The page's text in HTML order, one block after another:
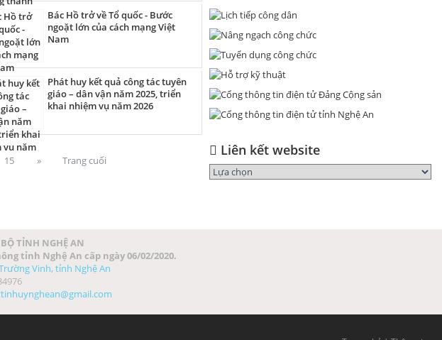
Bác Hồ trở về Tổ quốc - Bước
ngoặt lớn của cách mạng Việt
Nam
Phát huy kết quả công tác tuyên
giáo – dân vận năm 2025, triển
khai nhiệm vụ năm 2026
15 » Trang cuối
Liên kết website
TỈNH NGHỆ AN
tỉnh Nghệ An cấp ngày 06/02/2020.
Vinh, tỉnh Nghệ An